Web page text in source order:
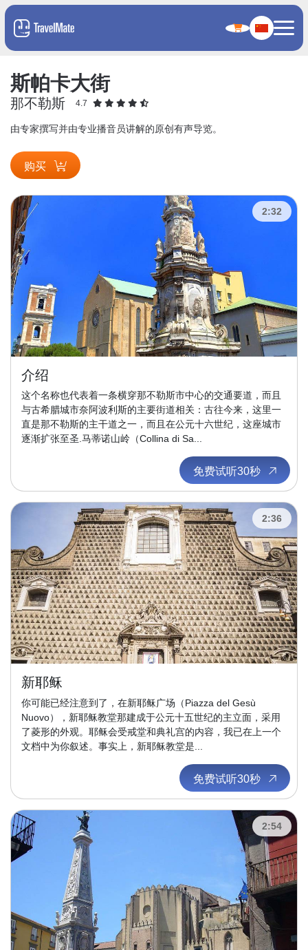
斯帕卡大街
那不勒斯 4.7
由专家撰写并由专业播音员讲解的原创有声导览。
购买
2:32
介绍
这个名称也代表着一条横穿那不勒斯市中心的交通要道，而且
与古希腊城市奈阿波利斯的主要街道相关：古往今来，这里一
直是那不勒斯的主干道之一，而且在公元十六世纪，这座城市
逐渐扩张至圣.马蒂诺山岭（Collina di Sa...
免费试听30秒
2:36
新耶稣
你可能已经注意到了，在新耶稣广场（Piazza del Gesù
Nuovo），新耶稣教堂那建成于公元十五世纪的主立面，采用
了菱形的外观。耶稣会受戒堂和典礼宫的内容，我已在上一个
文档中为你叙述。事实上，新耶稣教堂是...
免费试听30秒
2:54